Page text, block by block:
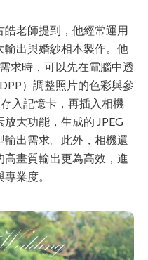
老師提到，他經常運用
出與婚紗相本製作。他
求時，可以先在電腦中透
）調整照片的色彩與參
入記憶卡，再插入相機
大功能，生成的 JPEG
出需求。此外，相機還
畫質輸出更為高效，進
業度。